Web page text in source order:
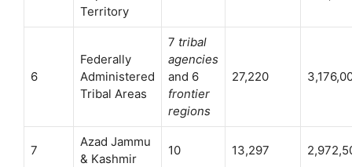
Territory
6
Federally
Administered
Tribal Areas
7 tribal
agencies
and 6
frontier
regions
27,220
7
Azad Jammu
& Kashmir
10 13,297